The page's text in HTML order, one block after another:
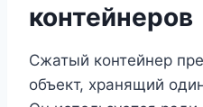
контейнеров
Сжатый контейнер
объект, хранящий